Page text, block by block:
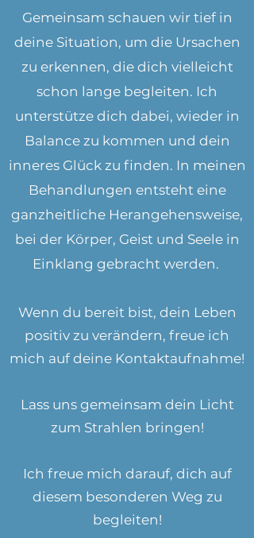
Gemeinsam schauen wir tief in
deine Situation, um die Ursachen
zu erkennen, die dich vielleicht
schon lange begleiten. Ich
unterstütze dich dabei, wieder in
Balance zu kommen und dein
inneres Glück zu finden. In meinen
Behandlungen entsteht eine
ganzheitliche Herangehensweise,
bei der Körper, Geist und Seele in
Einklang gebracht werden.
Wenn du bereit bist, dein Leben
positiv zu verändern, freue ich
mich auf deine Kontaktaufnahme!
Lass uns gemeinsam dein Licht
zum Strahlen bringen!
Ich freue mich darauf, dich auf
diesem besonderen Weg zu
begleiten!